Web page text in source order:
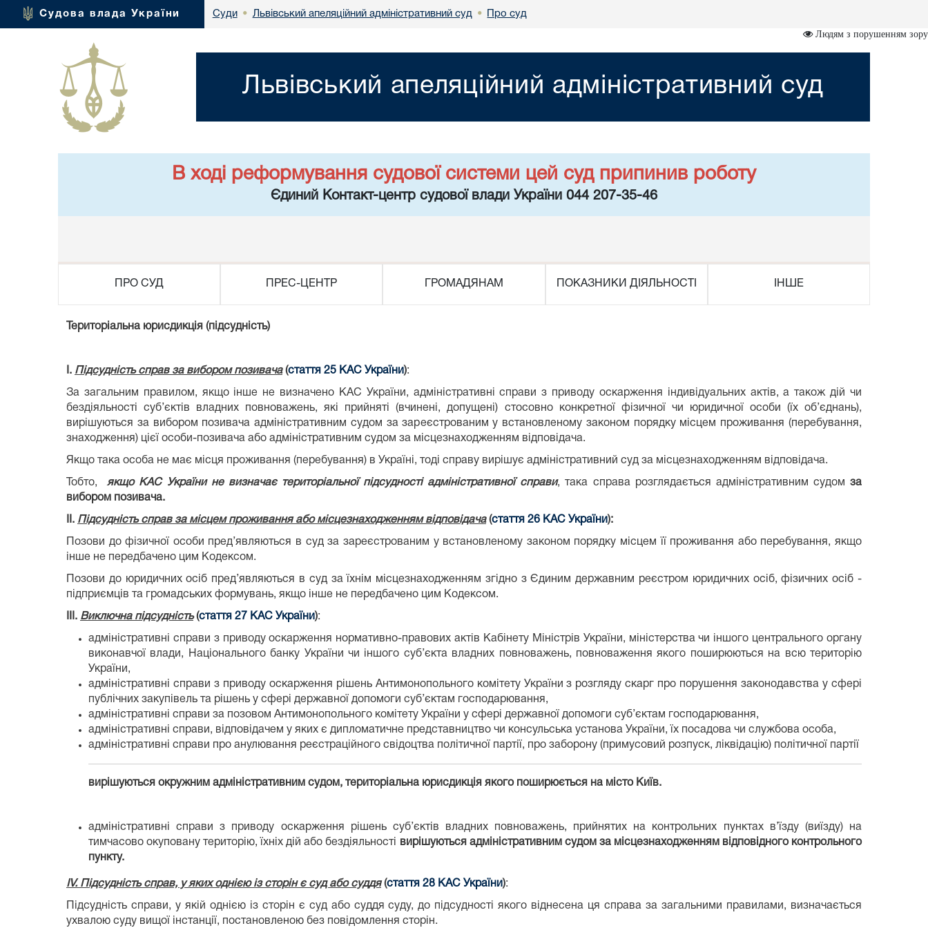
Судова влада України Суди • Львівський апеляційний адміністративний суд • Про суд
Людям з порушенням зору
Львівський апеляційний адміністративний суд
В ході реформування судової системи цей суд припинив роботу
Єдиний Контакт-центр судової влади України 044 207-35-46
ПРО СУД ПРЕС-ЦЕНТР ГРОМАДЯНАМ ПОКАЗНИКИ ДІЯЛЬНОСТІ ІНШЕ
Територіальна юрисдикція (підсудність)
І. Підсудність справ за вибором позивача (стаття 25 КАС України):
За загальним правилом, якщо інше не визначено КАС України, адміністративні справи з приводу оскарження індивідуальних актів, а також дій чи
бездіяльності суб’єктів владних повноважень, які прийняті (вчинені, допущені) стосовно конкретної фізичної чи юридичної особи (їх об’єднань),
вирішуються за вибором позивача адміністративним судом за зареєстрованим у встановленому законом порядку місцем проживання (перебування,
знаходження) цієї особи-позивача або адміністративним судом за місцезнаходженням відповідача.
Якщо така особа не має місця проживання (перебування) в Україні, тоді справу вирішує адміністративний суд за місцезнаходженням відповідача.
Тобто, якщо КАС України невизначає територіальної підсудності адміністративної справи, така справа розглядається адміністративним судом за
вибором позивача.
ІІ. Підсудність справ за місцем проживання або місцезнаходженням відповідача (стаття 26 КАС України):
Позови до фізичної особи пред’являються в суд за зареєстрованим у встановленому законом порядку місцем її проживання або перебування, якщо
інше не передбачено цим Кодексом.
Позови до юридичних осіб пред’являються в суд за їхнім місцезнаходженням згідно з Єдиним державним реєстром юридичних осіб, фізичних осіб -
підприємців та громадських формувань, якщо інше не передбачено цим Кодексом.
ІІІ. Виключна підсудність (стаття 27 КАС України):
адміністративні справи з приводу оскарження нормативно-правових актів Кабінету Міністрів України, міністерства чи іншого центрального органу
виконавчої влади, Національного банку України чи іншого суб’єкта владних повноважень, повноваження якого поширюються на всю територію
України,
адміністративні справи з приводу оскарження рішень Антимонопольного комітету України з розгляду скарг про порушення законодавства у сфері
публічних закупівель та рішень у сфері державної допомоги суб’єктам господарювання,
адміністративні справи за позовом Антимонопольного комітету України у сфері державної допомоги суб’єктам господарювання,
адміністративні справи, відповідачем у яких є дипломатичне представництво чи консульська установа України, їх посадова чи службова особа,
адміністративні справи про анулювання реєстраційного свідоцтва політичної партії, про заборону (примусовий розпуск, ліквідацію) політичної партії
вирішуються окружним адміністративним судом, територіальна юрисдикція якого поширюється на місто Київ.
адміністративні справи з приводу оскарження рішень суб’єктів владних повноважень, прийнятих на контрольних пунктах в’їзду (виїзду) на
тимчасово окуповану територію, їхніх дій або бездіяльності вирішуються адміністративним судом за місцезнаходженням відповідного контрольного
пункту.
IV. Підсудність справ, у яких однією із сторін є суд або суддя (стаття 28 КАС України):
Підсудність справи, у якій однією із сторін є суд або суддя суду, до підсудності якого віднесена ця справа за загальними правилами, визначається
ухвалою суду вищої інстанції, постановленою без повідомлення сторін.